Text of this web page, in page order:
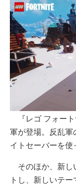
『レゴ フォート
軍が登場。反乱軍
イトセーバーを使
そのほか、新し
トし、新しいテー